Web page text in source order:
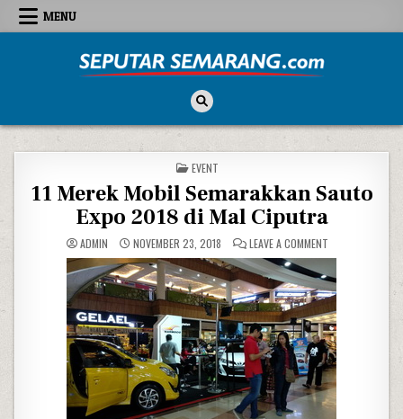
Skip to content
MENU
POSTED IN
EVENT
11 Merek Mobil Semarakkan Sauto
Expo 2018 di Mal Ciputra
ADMIN NOVEMBER 23, 2018 LEAVE A COMMENTON 11 MEREK